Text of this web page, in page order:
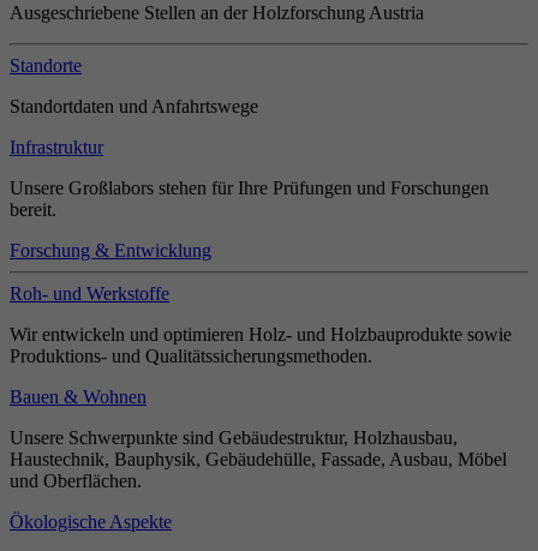
Ausgeschriebene Stellen an der Holzforschung Austria
Standorte
Standortdaten und Anfahrtswege
Infrastruktur
Unsere Großlabors stehen für Ihre Prüfungen und Forschungen
bereit.
Forschung & Entwicklung
Roh- und Werkstoffe
Wir entwickeln und optimieren Holz- und Holzbauprodukte sowie
Produktions- und Qualitätssicherungsmethoden.
Bauen & Wohnen
Unsere Schwerpunkte sind Gebäudestruktur, Holzhausbau,
Haustechnik, Bauphysik, Gebäudehülle, Fassade, Ausbau, Möbel
und Oberflächen.
Ökologische Aspekte